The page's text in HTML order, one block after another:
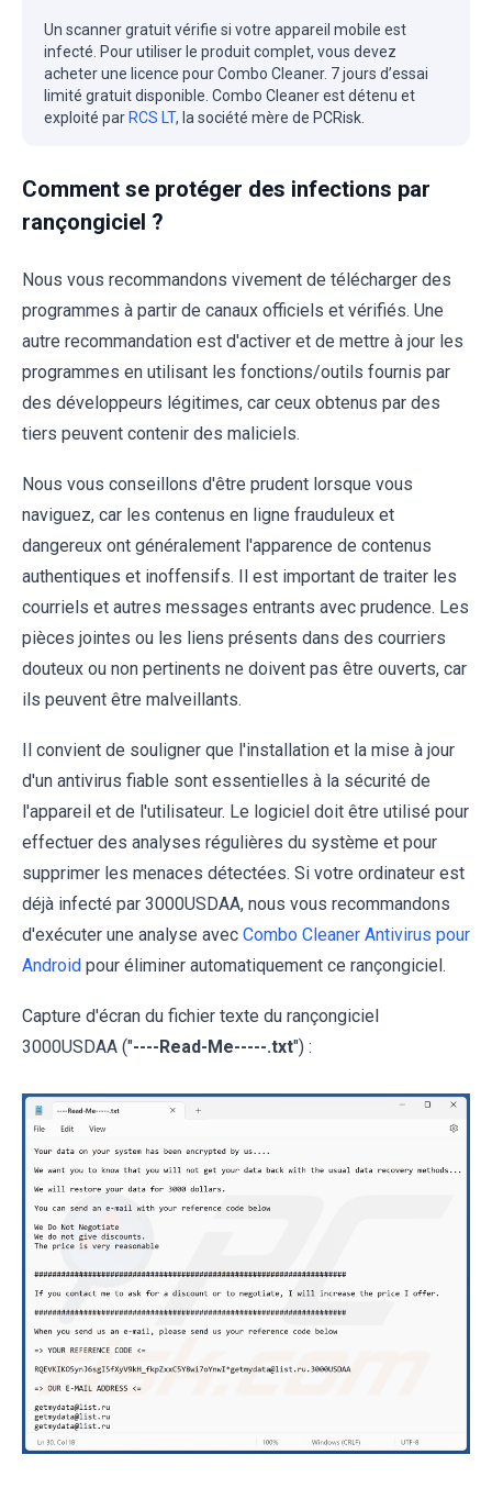
Un scanner gratuit vérifie si votre appareil mobile est
infecté. Pour utiliser le produit complet, vous devez
acheter une licence pour Combo Cleaner. 7 jours d’essai
limité gratuit disponible. Combo Cleaner est détenu et
exploité par RCS LT, la société mère de PCRisk.
Comment se protéger des infections par
rançongiciel ?
Nous vous recommandons vivement de télécharger des
programmes à partir de canaux officiels et vérifiés. Une
autre recommandation est d'activer et de mettre à jour les
programmes en utilisant les fonctions/outils fournis par
des développeurs légitimes, car ceux obtenus par des
tiers peuvent contenir des maliciels.
Nous vous conseillons d'être prudent lorsque vous
naviguez, car les contenus en ligne frauduleux et
dangereux ont généralement l'apparence de contenus
authentiques et inoffensifs. Il est important de traiter les
courriels et autres messages entrants avec prudence. Les
pièces jointes ou les liens présents dans des courriers
douteux ou non pertinents ne doivent pas être ouverts, car
ils peuvent être malveillants.
Il convient de souligner que l'installation et la mise à jour
d'un antivirus fiable sont essentielles à la sécurité de
l'appareil et de l'utilisateur. Le logiciel doit être utilisé pour
effectuer des analyses régulières du système et pour
supprimer les menaces détectées. Si votre ordinateur est
déjà infecté par 3000USDAA, nous vous recommandons
d'exécuter une analyse avec Combo Cleaner Antivirus pour
Android pour éliminer automatiquement ce rançongiciel.
Capture d'écran du fichier texte du rançongiciel
3000USDAA ("----Read-Me-----.txt") :